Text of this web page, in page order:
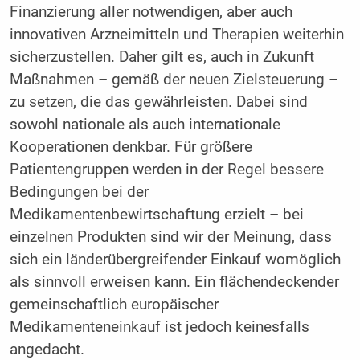
Finanzierung aller notwendigen, aber auch
innovativen Arzneimitteln und Therapien weiterhin
sicherzustellen. Daher gilt es, auch in Zukunft
Maßnahmen – gemäß der neuen Zielsteuerung –
zu setzen, die das gewährleisten. Dabei sind
sowohl nationale als auch internationale
Kooperationen denkbar. Für größere
Patientengruppen werden in der Regel bessere
Bedingungen bei der
Medikamentenbewirtschaftung erzielt – bei
einzelnen Produkten sind wir der Meinung, dass
sich ein länderübergreifender Einkauf womöglich
als sinnvoll erweisen kann. Ein flächendeckender
gemeinschaftlich europäischer
Medikamenteneinkauf ist jedoch keinesfalls
angedacht.